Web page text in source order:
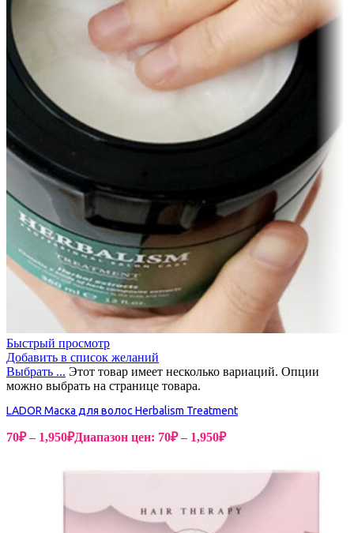
Быстрый просмотр
Добавить в список желаний
Выбрать ... Этот товар имеет несколько вариаций. Опции
можно выбрать на странице товара.
LADOR Маска для волос Herbalism Treatment
70₽ – 1,950₽Диапазон цен: 70₽ – 1,950₽